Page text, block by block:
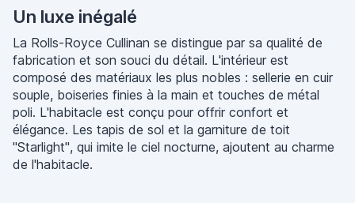
Un luxe inégalé
La Rolls-Royce Cullinan se distingue par sa qualité de
fabrication et son souci du détail. L'intérieur est
composé des matériaux les plus nobles : sellerie en cuir
souple, boiseries finies à la main et touches de métal
poli. L'habitacle est conçu pour offrir confort et
élégance. Les tapis de sol et la garniture de toit
"Starlight", qui imite le ciel nocturne, ajoutent au charme
de l'habitacle.